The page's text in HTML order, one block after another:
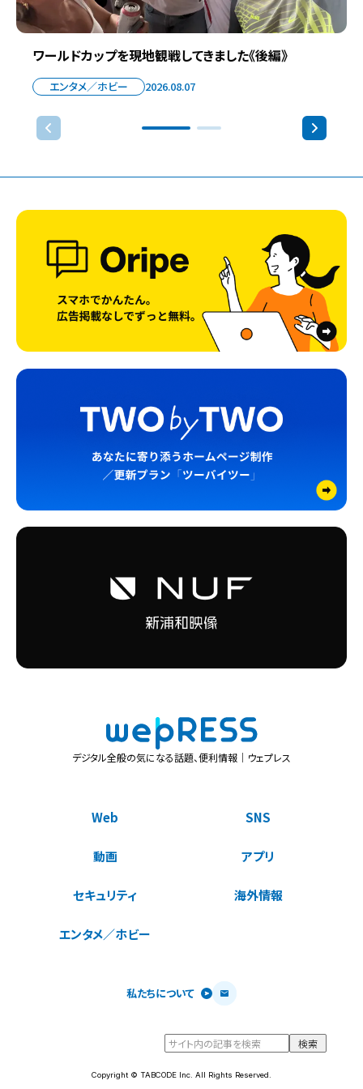
ワールドカップを現地観戦してきました《後編》
エンタメ／ホビー 2026.08.07
デジタル全般の気になる話題、便利情報｜ウェプレス
Web SNS
動画 アプリ
セキュリティ 海外情報
エンタメ／ホビー
私たちについて
Copyright © TABCODE Inc. All Rights Reserved.